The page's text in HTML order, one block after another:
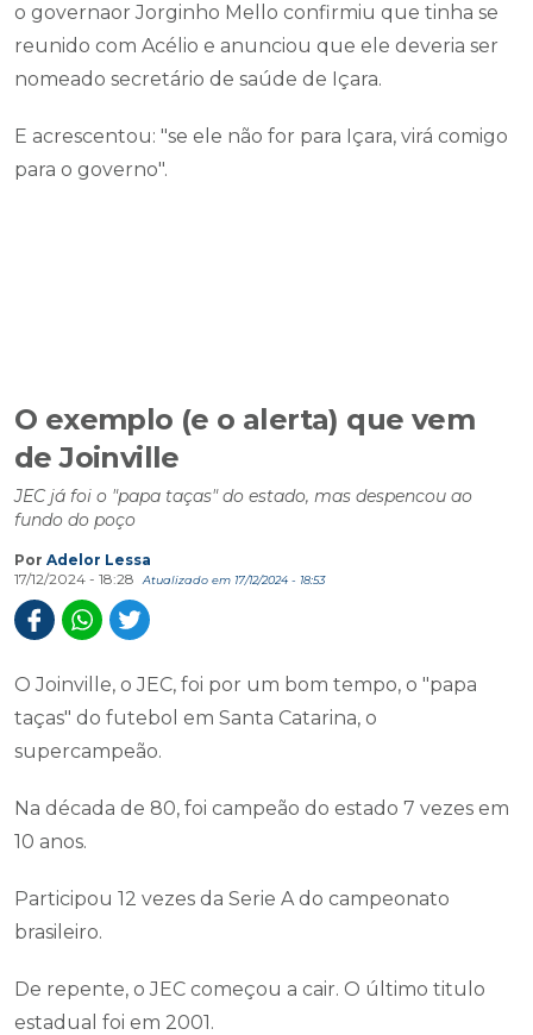
o governaor Jorginho Mello confirmiu que tinha se
reunido com Acélio e anunciou que ele deveria ser
nomeado secretário de saúde de Içara.
E acrescentou: "se ele não for para Içara, virá comigo
para o governo".
O exemplo (e o alerta) que vem
de Joinville
JEC já foi o "papa taças" do estado, mas despencou ao
fundo do poço
Por Adelor Lessa
17/12/2024 - 18:28
Atualizado em 17/12/2024 - 18:53
O Joinville, o JEC, foi por um bom tempo, o "papa
taças" do futebol em Santa Catarina, o
supercampeão.
Na década de 80, foi campeão do estado 7 vezes em
10 anos.
Participou 12 vezes da Serie A do campeonato
brasileiro.
De repente, o JEC começou a cair. O último titulo
estadual foi em 2001.